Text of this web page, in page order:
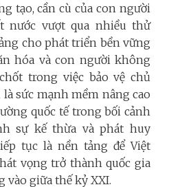
tạo, cần cù của con người
nước vượt qua nhiều thử
cho phát triển bền vững
hóa và con người không
trong việc bảo vệ chủ
là sức mạnh mềm nâng cao
quốc tế trong bối cảnh
sự kế thừa và phát huy
tục là nền tảng để Việt
vọng trở thành quốc gia
giữa thế kỷ XXI.